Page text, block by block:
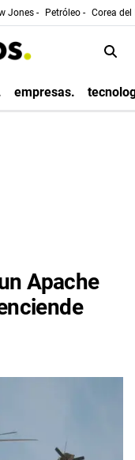
Jones - Petróleo - Corea
empresas.
Apache